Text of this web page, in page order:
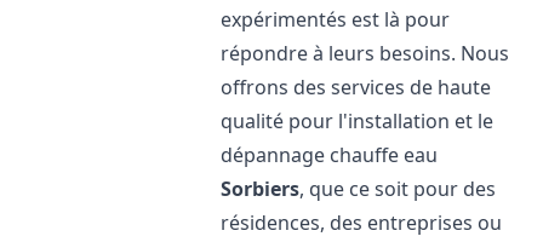
expérimentés est là pour
répondre à leurs besoins. Nous
offrons des services de haute
qualité pour l'installation et le
dépannage chauffe eau
Sorbiers, que ce soit pour des
résidences, des entreprises ou